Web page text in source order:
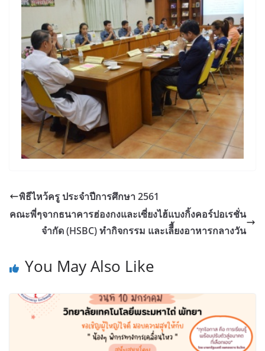
พิธีไหว้ครู ประจำปีการศึกษา 2561
คณะพี่ๆจากธนาคารฮ่องกงและเซี่ยงไฮ้แบงกิ้งคอร์ปอเรชั่น
จำกัด (HSBC) ทำกิจกรรม และเลีี้ยงอาหารกลางวัน
You May Also Like